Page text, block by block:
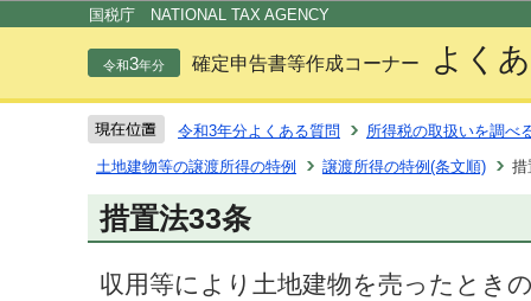
国税庁 NATIONAL TAX AGENCY
令和3年分 確定申告書等作成コーナー よく
令和3年分よくある質問
所得税の取扱いを調べ
土地建物等の譲渡所得の特例
譲渡所得の特例(条文順) 措
措置法33条
収用等により土地建物を売ったとき